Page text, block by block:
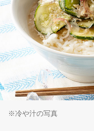
※冷や汁の写真